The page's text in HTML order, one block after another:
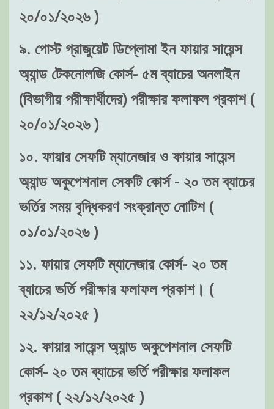
২০/০১/২০২৬ )
৯. পোস্ট গ্রাজুয়েট ডিপ্লোমা ইন ফায়ার সায়েন্স
অ্যান্ড টেকনোলজি কোর্স- ৫ম ব্যাচের অনলাইন
(বিভাগীয় পরীক্ষার্থীদের) পরীক্ষার ফলাফল প্রকাশ (
২০/০১/২০২৬ )
১০. ফায়ার সেফটি ম্যানেজার ও ফায়ার সায়েন্স
অ্যান্ড অকুপেশনাল সেফটি কোর্স - ২০ তম ব্যাচের
ভর্তির সময় বৃদ্ধিকরণ সংক্রান্ত নোটিশ (
০১/০১/২০২৬ )
১১. ফায়ার সেফটি ম্যানেজার কোর্স- ২০ তম
ব্যাচের ভর্তি পরীক্ষার ফলাফল প্রকাশ। (
২২/১২/২০২৫ )
১২. ফায়ার সায়েন্স অ্যান্ড অকুপেশনাল সেফটি
কোর্স- ২০ তম ব্যাচের ভর্তি পরীক্ষার ফলাফল
প্রকাশ ( ২২/১২/২০২৫ )